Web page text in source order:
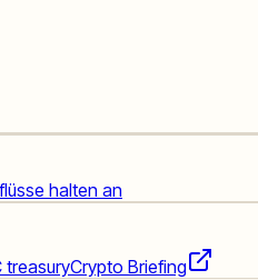
halten an
treasuryCrypto Briefing